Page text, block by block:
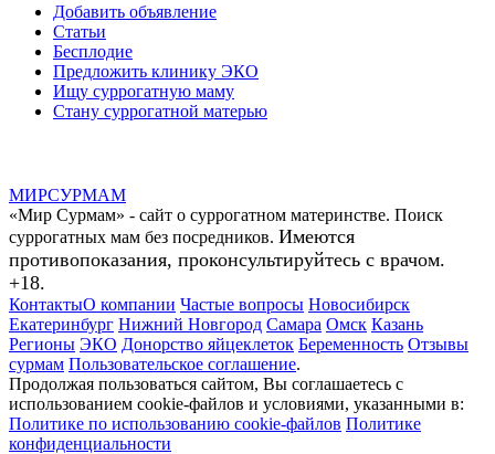
Добавить объявление
Статьи
Бесплодие
Предложить клинику ЭКО
Ищу суррогатную маму
Стану суррогатной матерью
МИРСУРМАМ
«Мир Сурмам» - сайт о суррогатном материнстве. Поиск
суррогатных мам без посредников. Имеются
противопоказания, проконсультируйтесь с врачом.
+18.
КонтактыО компании Частые вопросы Новосибирск
Екатеринбург Нижний Новгород Самара Омск Казань
Регионы ЭКО Донорство яйцеклеток Беременность Отзывы
сурмам Пользовательское соглашение.
Продолжая пользоваться сайтом, Вы соглашаетесь с
использованием cookie-файлов и условиями, указанными в:
Политике по использованию cookie-файлов Политике
конфиденциальности